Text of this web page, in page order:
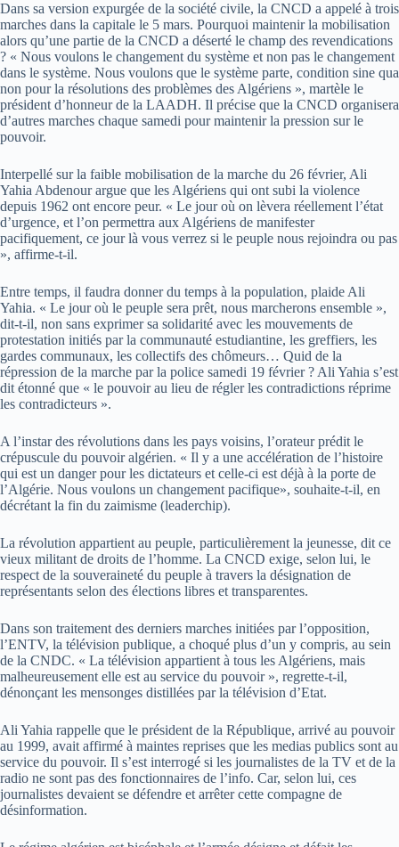
Dans sa version expurgée de la société civile, la CNCD a appelé à trois
marches dans la capitale le 5 mars. Pourquoi maintenir la mobilisation
alors qu’une partie de la CNCD a déserté le champ des revendications
? « Nous voulons le changement du système et non pas le changement
dans le système. Nous voulons que le système parte, condition sine qua
non pour la résolutions des problèmes des Algériens », martèle le
président d’honneur de la LAADH. Il précise que la CNCD organisera
d’autres marches chaque samedi pour maintenir la pression sur le
pouvoir.
Interpellé sur la faible mobilisation de la marche du 26 février, Ali
Yahia Abdenour argue que les Algériens qui ont subi la violence
depuis 1962 ont encore peur. « Le jour où on lèvera réellement l’état
d’urgence, et l’on permettra aux Algériens de manifester
pacifiquement, ce jour là vous verrez si le peuple nous rejoindra ou pas
», affirme-t-il.
Entre temps, il faudra donner du temps à la population, plaide Ali
Yahia. « Le jour où le peuple sera prêt, nous marcherons ensemble »,
dit-t-il, non sans exprimer sa solidarité avec les mouvements de
protestation initiés par la communauté estudiantine, les greffiers, les
gardes communaux, les collectifs des chômeurs… Quid de la
répression de la marche par la police samedi 19 février ? Ali Yahia s’est
dit étonné que « le pouvoir au lieu de régler les contradictions réprime
les contradicteurs ».
A l’instar des révolutions dans les pays voisins, l’orateur prédit le
crépuscule du pouvoir algérien. « Il y a une accélération de l’histoire
qui est un danger pour les dictateurs et celle-ci est déjà à la porte de
l’Algérie. Nous voulons un changement pacifique», souhaite-t-il, en
décrétant la fin du zaimisme (leaderchip).
La révolution appartient au peuple, particulièrement la jeunesse, dit ce
vieux militant de droits de l’homme. La CNCD exige, selon lui, le
respect de la souveraineté du peuple à travers la désignation de
représentants selon des élections libres et transparentes.
Dans son traitement des derniers marches initiées par l’opposition,
l’ENTV, la télévision publique, a choqué plus d’un y compris, au sein
de la CNDC. « La télévision appartient à tous les Algériens, mais
malheureusement elle est au service du pouvoir », regrette-t-il,
dénonçant les mensonges distillées par la télévision d’Etat.
Ali Yahia rappelle que le président de la République, arrivé au pouvoir
au 1999, avait affirmé à maintes reprises que les medias publics sont au
service du pouvoir. Il s’est interrogé si les journalistes de la TV et de la
radio ne sont pas des fonctionnaires de l’info. Car, selon lui, ces
journalistes devaient se défendre et arrêter cette compagne de
désinformation.